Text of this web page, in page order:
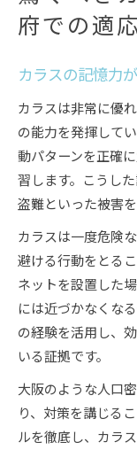
府での適
カラスの記憶力
カラスは非常に優
の能力を発揮して
動パターンを正確
習します。こうし
盗難といった被害
カラスは一度危険
避ける行動をとる
ネットを設置した
には近づかなくな
の経験を活用し、
いる証拠です。
大阪のような人口
り、対策を講じる
ルを徹底し、カラ